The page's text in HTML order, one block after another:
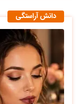
دانش آراستگی